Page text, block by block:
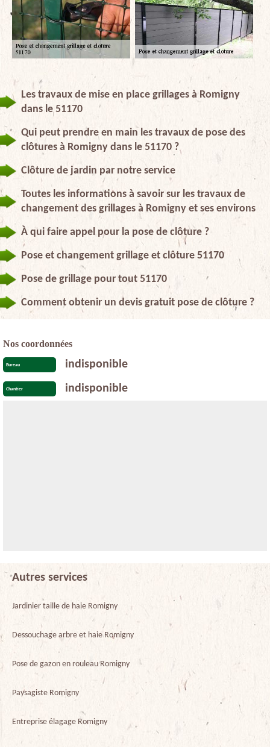
Les travaux de mise en place grillages à Romigny
dans le 51170
Qui peut prendre en main les travaux de pose des
clôtures à Romigny dans le 51170 ?
Clôture de jardin par notre service
Toutes les informations à savoir sur les travaux de
changement des grillages à Romigny et ses environs
À qui faire appel pour la pose de clôture ?
Pose et changement grillage et clôture 51170
Pose de grillage pour tout 51170
Comment obtenir un devis gratuit pose de clôture ?
Nos coordonnées
Bureau indisponible
Chantier indisponible
Autres services
Jardinier taille de haie Romigny
Dessouchage arbre et haie Romigny
Pose de gazon en rouleau Romigny
Paysagiste Romigny
Entreprise élagage Romigny